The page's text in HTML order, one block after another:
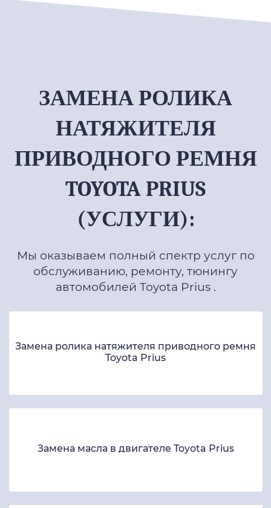
ЗАМЕНА РОЛИКА
НАТЯЖИТЕЛЯ
ПРИВОДНОГО РЕМНЯ
TOYOTA PRIUS
(УСЛУГИ):
Мы оказываем полный спектр услуг по
обслуживанию, ремонту, тюнингу
автомобилей Toyota Prius .
Замена ролика натяжителя приводного ремня
Toyota Prius
Замена масла в двигателе Toyota Prius